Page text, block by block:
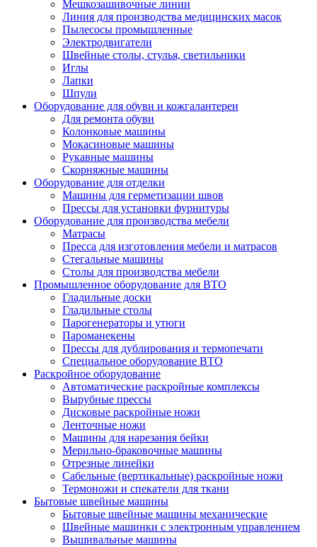
Мешкозашивочные линии
Линия для производства медицинских масок
Пылесосы промышленные
Электродвигатели
Швейные столы, стулья, светильники
Иглы
Лапки
Шпули
Оборудование для обуви и кожгалантереи
Для ремонта обуви
Колонковые машины
Мокасиновые машины
Рукавные машины
Скорняжные машины
Оборудование для отделки
Машины для герметизации швов
Прессы для установки фурнитуры
Оборудование для производства мебели
Матрасы
Пресса для изготовления мебели и матрасов
Стегальные машины
Столы для производства мебели
Промышленное оборудование для ВТО
Гладильные доски
Гладильные столы
Парогенераторы и утюги
Пароманекены
Прессы для дублирования и термопечати
Специальное оборудование ВТО
Раскройное оборудование
Автоматические раскройные комплексы
Вырубные прессы
Дисковые раскройные ножи
Ленточные ножи
Машины для нарезания бейки
Мерильно-браковочные машины
Отрезные линейки
Сабельные (вертикальные) раскройные ножи
Термоножи и спекатели для ткани
Бытовые швейные машины
Бытовые швейные машины механические
Швейные машинки с электронным управлением
Вышивальные машины